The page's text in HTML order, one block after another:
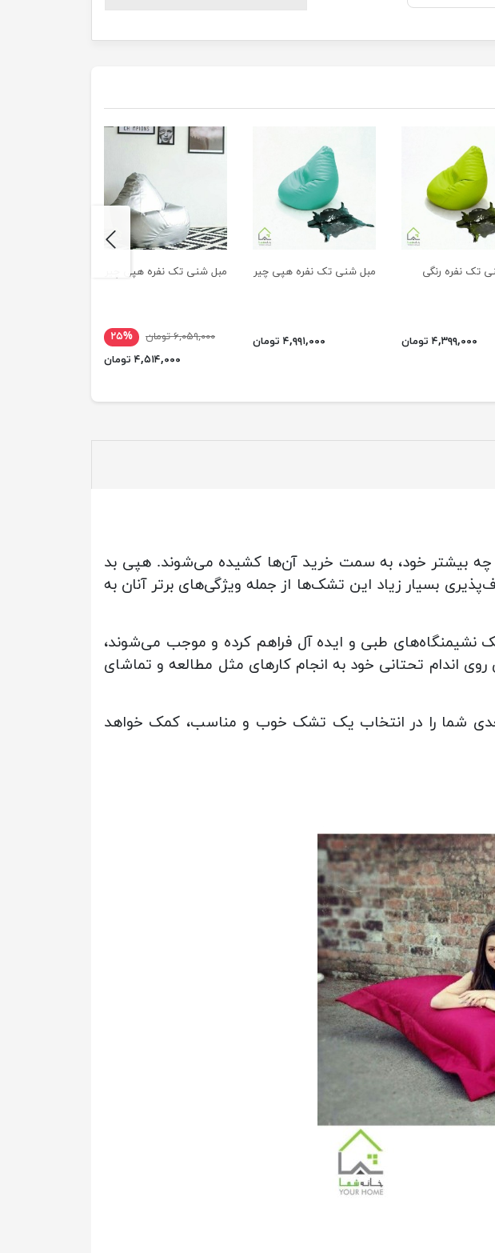
تک نفره رنگی
۴,۳۹۹,۰۰۰ تومان
مبل شنی تک نفره هپی چیر
۴,۹۹۱,۰۰۰ تومان
مبل شنی تک نفره هپی چیر
۶,۰۵۹,۰۰۰ تومان
۲۵%
۴,۵۱۴,۰۰۰ تومان
next
چه بیشتر خود، به سمت خرید آن‌ها کشیده می‌شوند. هپی بد
بسیار زیاد این تشک‌ها از جمله ویژگی‌های برتر آنان به
نشیمنگاه‌های طبی و ایده آل فراهم کرده و موجب می‌شوند،
اندام تحتانی خود به انجام کارهای مثل مطالعه و تماشای
شما را در انتخاب یک تشک خوب و مناسب، کمک خواهد